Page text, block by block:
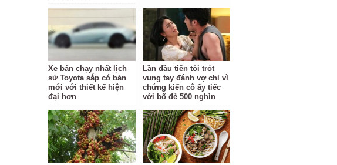
Xe bán chạy nhất lịch
sử Toyota sắp có bản
mới với thiết kế hiện
đại hơn
Lần đầu tiên tôi trót
vung tay đánh vợ chỉ vì
chứng kiến cô ấy tiếc
với bố đẻ 500 nghìn